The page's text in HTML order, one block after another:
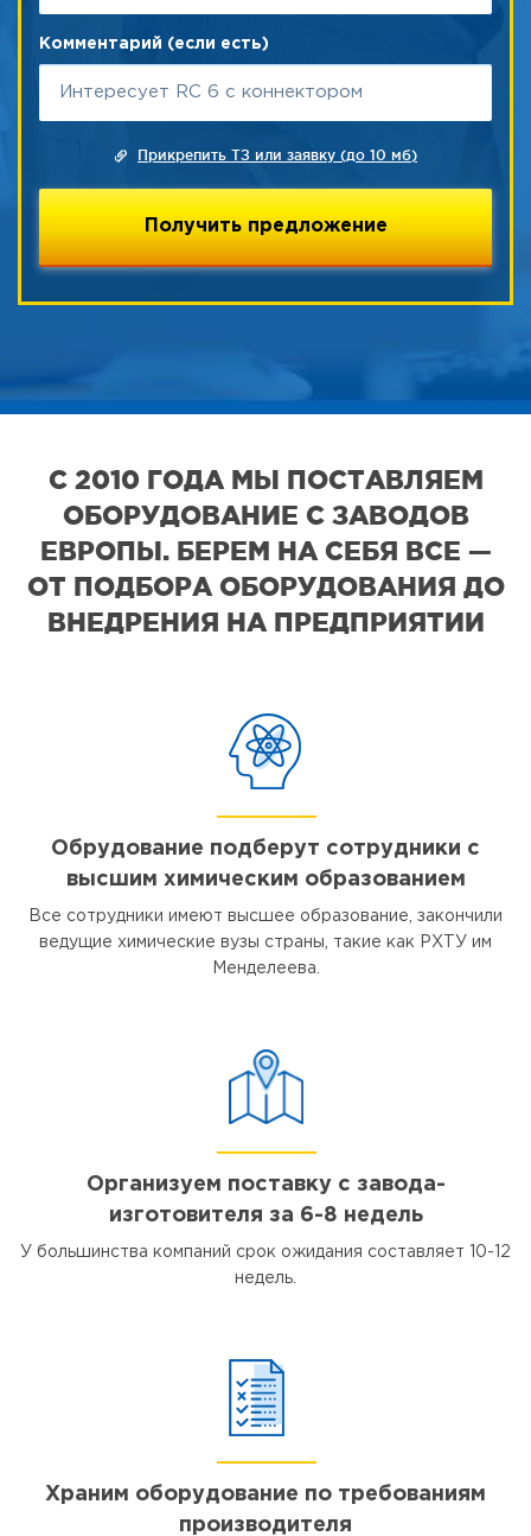
Комментарий (если есть)
Прикрепить ТЗ или заявку (до 10 мб)
С 2010 ГОДА МЫ ПОСТАВЛЯЕМ
ОБОРУДОВАНИЕ С ЗАВОДОВ
ЕВРОПЫ. БЕРЕМ НА СЕБЯ ВСЕ —
ОТ ПОДБОРА ОБОРУДОВАНИЯ ДО
ВНЕДРЕНИЯ НА ПРЕДПРИЯТИИ
Обрудование подберут сотрудники с
высшим химическим образованием
Все сотрудники имеют высшее образование, закончили
ведущие химические вузы страны, такие как РХТУ им
Менделеева.
Организуем поставку с завода-
изготовителя за 6-8 недель
У большинства компаний срок ожидания составляет 10-12
недель.
Храним оборудование по требованиям
производителя